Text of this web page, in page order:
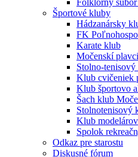
Folklórny súbor
Športové kluby
Hádzanársky
FK
Karate klub
Močenskí plavci
Stolno-
Klub cvičeniek
Klub športovo
Šach klub
Stolnotenisový
Klub modelárov
Spolok
Odkaz pre starostu
Diskusné fórum